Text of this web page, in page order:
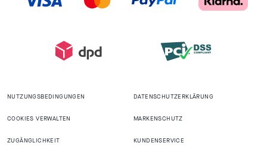
NUTZUNGSBEDINGUNGEN DATENSCHUTZERKLÄRUNG
COOKIES VERWALTEN MARKENSCHUTZ
ZUGÄNGLICHKEIT KUNDENSERVICE